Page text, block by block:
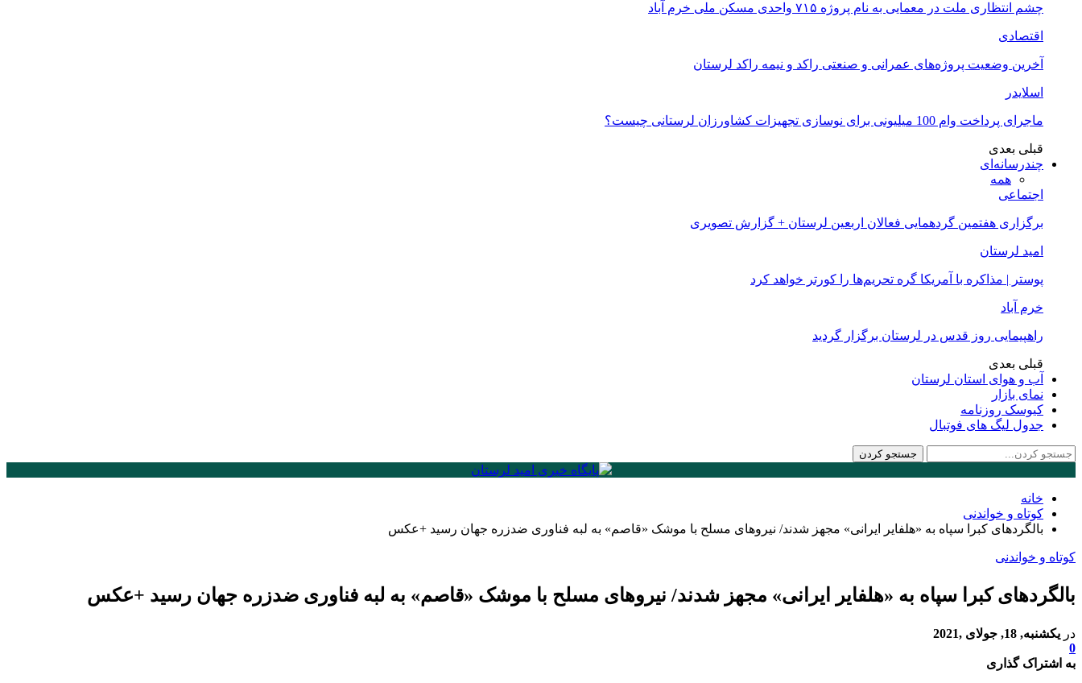
چشم انتظاری ملت در معمایی به نام پروژه ۷۱۵ واحدی مسکن ملی خرم آباد
اقتصادی
آخرین وضعیت پروژه‌های عمرانی و صنعتی راکد و نیمه راکد لرستان
اسلایدر
ماجرای پرداخت وام 100 میلیونی برای نوسازی تجهیزات کشاورزان لرستانی چیست؟
قبلی بعدی
چندرسانه‌ای
همه
اجتماعی
برگزاری هفتمین گردهمایی فعالان اربعین لرستان + گزارش تصویری
امید لرستان
پوستر | مذاکره با آمریکا گره تحریم‌ها را کورتر خواهد کرد
خرم آباد
راهپیمایی روز قدس در لرستان برگزار گردید
قبلی بعدی
آب و هوای استان لرستان
نمای بازار
کیوسک روزنامه
جدول لیگ های فوتبال
خانه
کوتاه و خواندنی
بالگردهای کبرا سپاه به «هلفایر ایرانی» مجهز شدند/ نیروهای مسلح با موشک «قاصم» به لبه فناوری ضدزره جهان رسید +عکس
کوتاه و خواندنی
بالگردهای کبرا سپاه به «هلفایر ایرانی» مجهز شدند/ نیروهای مسلح با موشک «قاصم» به لبه فناوری ضدزره جهان رسید +عکس
در یکشنبه, 18, جولای ,2021
0
به اشتراک گذاری